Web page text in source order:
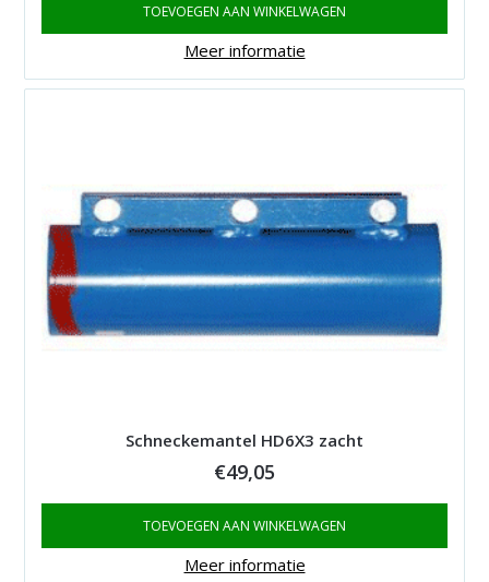
TOEVOEGEN AAN WINKELWAGEN
Meer informatie
Schneckemantel HD6X3 zacht
€49,05
TOEVOEGEN AAN WINKELWAGEN
Meer informatie